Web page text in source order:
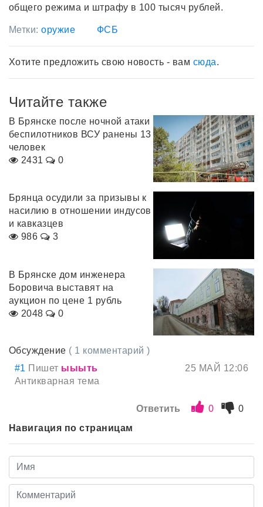
общего режима и штрафу в 100 тысяч рублей.
Метки:оружие ФСБ
Хотите предложить свою новость - вам сюда.
Читайте также
В Брянске после ночной атаки
беспилотников ВСУ ранены 13
человек
2431
0
Брянца осудили за призывы к
насилию в отношении индусов
и кавказцев
986
3
В Брянске дом инженера
Боровича выставят на
аукцион по цене 1 рубль
2048
0
Обсуждение ( 1 комментарий )
#1 Пишет ыыыть
25 МАЙ 12:06
Антикварная тема
Ответить 0
0
Навигация по страницам